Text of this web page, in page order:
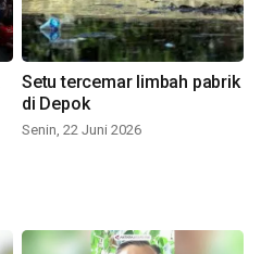
Setu tercemar limbah pabrik
di Depok
Senin, 22 Juni 2026